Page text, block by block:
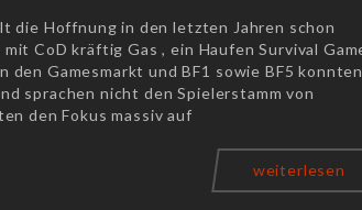
die Hoffnung in den letzten Jahren schon
CoD kräftig Gas , ein Haufen Survival
den Gamesmarkt und BF1 sowie BF5 konnten
sprachen nicht den Spielerstamm von
den Fokus massiv auf
weiterlesen